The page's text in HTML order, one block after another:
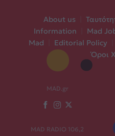
About us
Information
Mad
Mad
Editorial Policy
Όροι
MAD.gr
MAD RADIO 106,2